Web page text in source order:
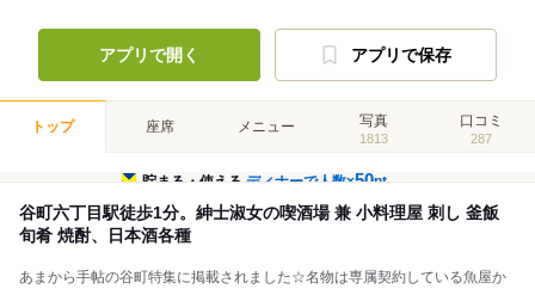
アプリで開く アプリで保存
トップ 座席 メニュー 写真
1813
口コミ
287
貯まる・使えるディナーで人数×50pt
谷町六丁目駅徒歩1分。紳士淑女の喫酒場 兼 小料理屋 刺し 釜飯
旬肴 焼酎、日本酒各種
あまから手帖の谷町特集に掲載されました☆名物は専属契約している魚屋か